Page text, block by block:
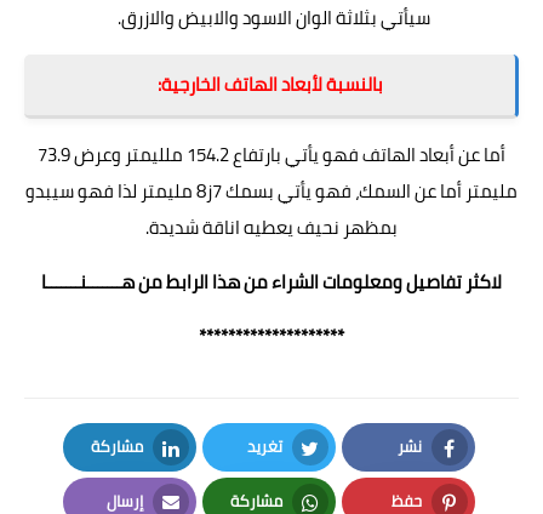
سيأتي بثلاثة الوان الاسود والابيض والازرق.
بالنسبة لأبعاد الهاتف الخارجية:
أما عن أبعاد الهاتف فهو يأتي بارتفاع 154.2 ملليمتر وعرض 73.9
مليمتر أما عن السمك، فهو يأتي بسمك 7ز8 مليمتر لذا فهو سيبدو
بمظهر نحيف يعطيه اناقة شديدة.
لاكثر تفاصيل ومعلومات الشراء من هذا الرابط منهـــــــنـــــــا
********************
نشر
Facebook
تغريد
Twitter
مشاركة
LinkedIn
حفظ مشاركة إرسال